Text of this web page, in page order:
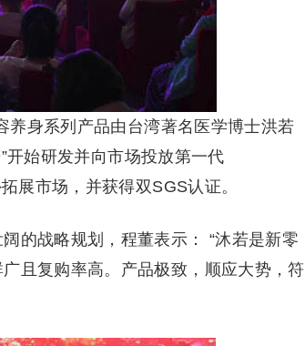
养身系列产品由台湾著名医学博士洪若
开始研发并向市场投放第一代
展市场，并获得双SGS认证。
的战略规划，程董表示： “沐若是新零
且复购率高。产品极致，顺应大势，符